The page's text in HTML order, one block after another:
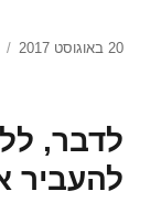
פורסם
20 באוגוסט 2017
לדבר,
להעביר